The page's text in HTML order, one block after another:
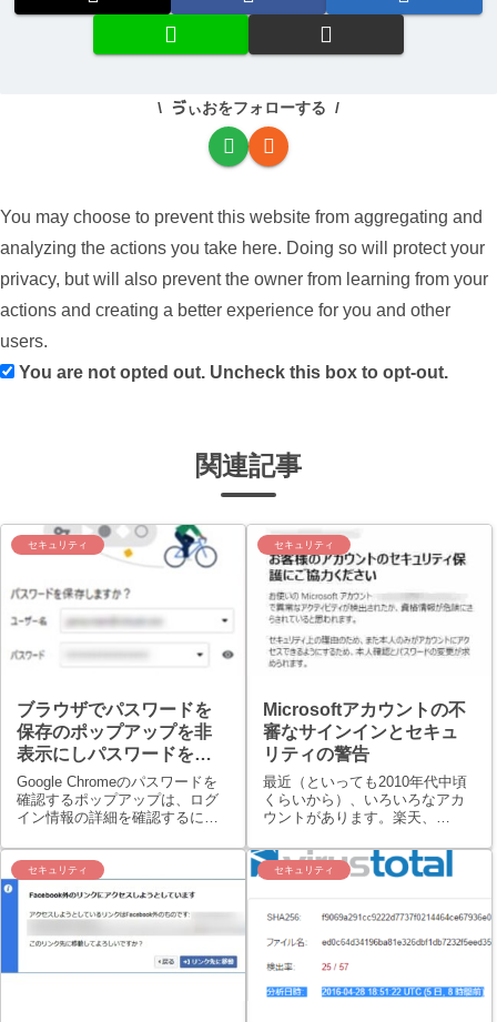
ゔぃおをフォローする
You may choose to prevent this website from aggregating and
analyzing the actions you take here. Doing so will protect your
privacy, but will also prevent the owner from learning from your
actions and creating a better experience for you and other
users.
You are not opted out. Uncheck this box to opt-out.
関連記事
セキュリティ
ブラウザでパスワードを
保存のポップアップを非
表示にしパスワードを保
存させない設定2つの方法
Google Chromeのパスワードを
確認するポップアップは、ログ
イン情報の詳細を確認するには
ちいちメッセージが表示される
のがわずらわしいと感じるユー
ザーもいるでしょう。Chromeの
セキュリティ
Microsoftアカウントの不
審なサインインとセキュ
リティの警告
最近（といっても2010年代中頃
くらいから）、いろいろなアカ
ウントがあります。楽天、
各々アフィリエイトサービスプ
ロバイダー（ASP）、アプリケ
セキュリティ セキュリティ